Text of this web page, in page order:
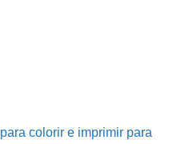
para colorir e imprimir para